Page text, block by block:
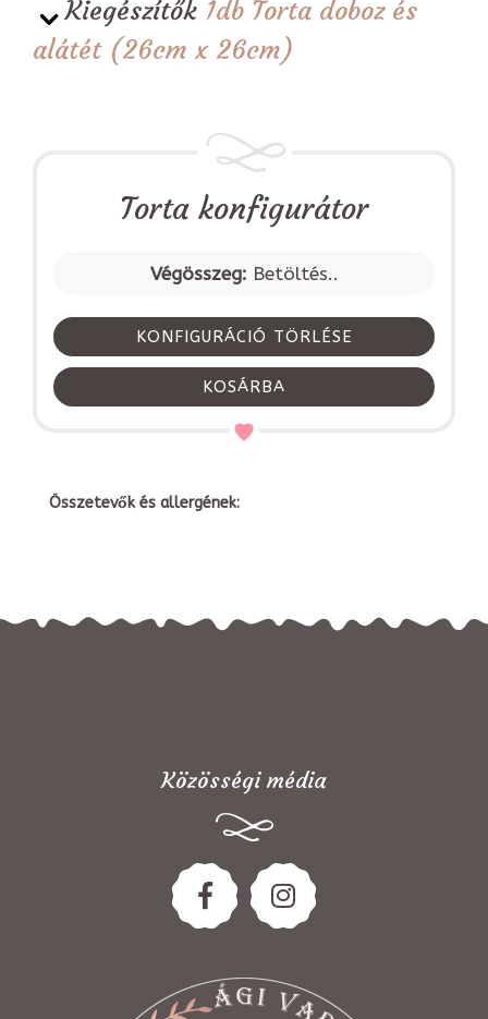
Kiegészítők 1db Torta doboz és
alátét (26cm x 26cm)
Torta konfigurátor
Végösszeg: Betöltés..
KONFIGURÁCIÓ TÖRLÉSE
KOSÁRBA
Összetevők és allergének:
Közösségi média